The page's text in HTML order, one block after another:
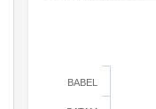
BABEL